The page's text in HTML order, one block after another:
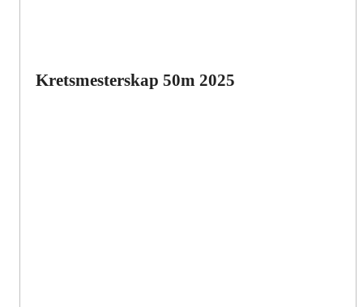
Kretsmesterskap 50m 2025